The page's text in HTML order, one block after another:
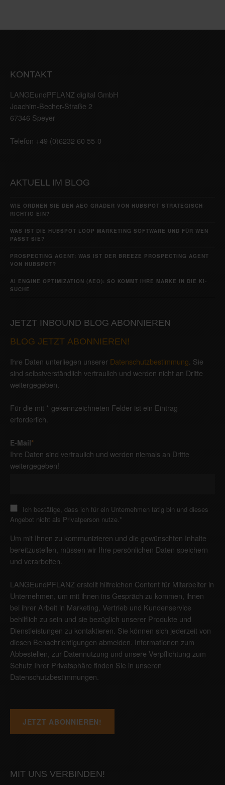
KONTAKT
LANGEundPFLANZ digital GmbH
Joachim-Becher-Straße 2
67346 Speyer
Telefon +49 (0)6232 60 55-0
AKTUELL IM BLOG
WIE ORDNEN SIE DEN AEO GRADER VON HUBSPOT STRATEGISCH
RICHTIG EIN?
WAS IST DIE HUBSPOT LOOP MARKETING SOFTWARE UND FÜR WEN
PASST SIE?
PROSPECTING AGENT: WAS IST DER BREEZE PROSPECTING AGENT
VON HUBSPOT?
AI ENGINE OPTIMIZATION (AEO): SO KOMMT IHRE MARKE IN DIE KI-
SUCHE
JETZT INBOUND BLOG ABONNIEREN
BLOG JETZT ABONNIEREN!
Ihre Daten unterliegen unserer Datenschutzbestimmung . Sie
sind selbstverständlich vertraulich und werden nicht an Dritte
weitergegeben.
Für die mit * gekennzeichneten Felder ist ein Eintrag
erforderlich.
E-Mail*
Ihre Daten sind vertraulich und werden niemals an Dritte
weitergegeben!
Ich bestätige, dass ich für ein Unternehmen tätig bin und dieses
Angebot nicht als Privatperson nutze.*
Um mit Ihnen zu kommunizieren und die gewünschten Inhalte
bereitzustellen, müssen wir Ihre persönlichen Daten speichern
und verarbeiten.
LANGEundPFLANZ erstellt hilfreichen Content für Mitarbeiter in
Unternehmen, um mit ihnen ins Gespräch zu kommen, ihnen
bei ihrer Arbeit in Marketing, Vertrieb und Kundenservice
behilflich zu sein und sie bezüglich unserer Produkte und
Dienstleistungen zu kontaktieren. Sie können sich jederzeit von
diesen Benachrichtigungen abmelden. Informationen zum
Abbestellen, zur Datennutzung und unsere Verpflichtung zum
Schutz Ihrer Privatsphäre finden Sie in unseren
Datenschutzbestimmungen
MIT UNS VERBINDEN!